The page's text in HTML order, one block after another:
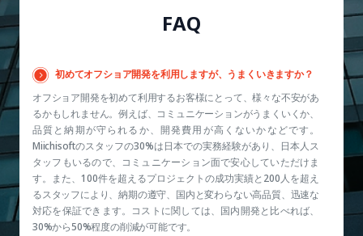
FAQ
初めてオフショア開発を利用しますが、うまくいきますか？
オフショア開発を初めて利用するお客様にとって、様々な不安があ
るかもしれません。例えば、コミュニケーションがうまくいくか、
品質と納期が守られるか、開発費用が高くないかなどです。
Miichisoftのスタッフの30%は日本での実務経験があり、日本人ス
タッフもいるので、コミュニケーション面で安心していただけま
す。また、100件を超えるプロジェクトの成功実績と200人を超え
るスタッフにより、納期の遵守、国内と変わらない高品質、迅速な
対応を保証できます。コストに関しては、国内開発と比べれば、
30%から50%程度の削減が可能です。